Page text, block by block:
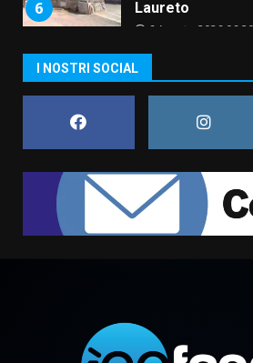
6
Laureto
6 Agosto 2026 06:20
assoluta de
Belvedere. Il
6 Agosto 2026 06:15
1
Rivoluzione”:
appuntamento
Banda”
campionato di
7 Agosto 2026 06:00
I NOSTRI SOCIAL